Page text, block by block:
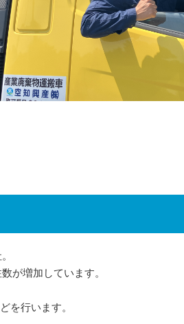
が増加しています。
を行います。